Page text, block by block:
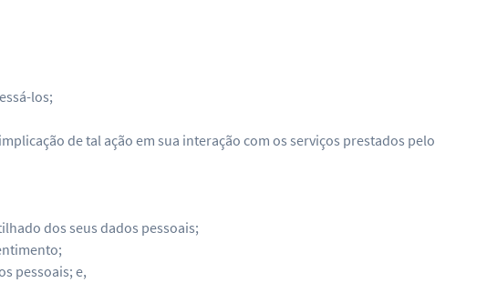
los;
de tal ação em sua interação com os serviços prestados pelo
dos seus dados pessoais;
pessoais; e,